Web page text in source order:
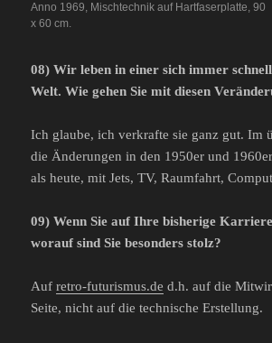
Anno 1969, Mischtechnik auf Hartfaserplatte, 90
x 60 cm.
08) Wir leben in einer sich immer
Welt. Wie gehen Sie mit diesen
Ich glaube, ich verkrafte sie ganz gut. Im
die Änderungen in den 1950er und
als heute, mit Jets, TV, Raumfahrt,
09) Wenn Sie auf Ihre bisherige
worauf sind Sie besonders stolz?
Aufretro-futurismus.de d.h. auf die
Seite, nicht auf die technische Erstellung.